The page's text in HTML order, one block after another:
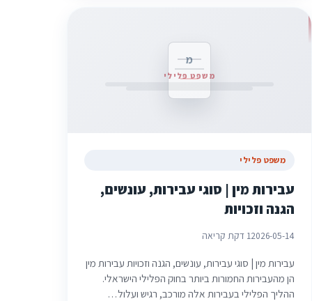
מ
משפט פלילי
משפט פלילי
עבירות מין | סוגי עבירות, עונשים,
הגנה וזכויות
2026-05-141 דקת קריאה
עבירות מין | סוגי עבירות, עונשים, הגנה וזכויות עבירות מין
הן מהעבירות החמורות ביותר בחוק הפלילי הישראלי.
ההליך הפלילי בעבירות אלה מורכב, רגיש ועלול…